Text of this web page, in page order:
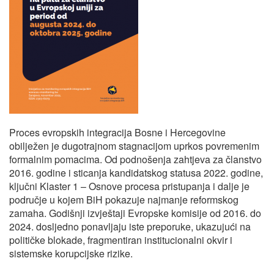
Proces evropskih integracija Bosne i Hercegovine
obilježen je dugotrajnom stagnacijom uprkos povremenim
formalnim pomacima. Od podnošenja zahtjeva za članstvo
2016. godine i sticanja kandidatskog statusa 2022. godine,
ključni Klaster1 – Osnove procesa pristupanja i dalje je
područje u kojem BiH pokazuje najmanje reformskog
zamaha. Godišnji izvještaji Evropske komisije od 2016. do
2024. dosljedno ponavljaju iste preporuke, ukazujući na
političke blokade, fragmentiran institucionalni okvir i
sistemske korupcijske rizike.